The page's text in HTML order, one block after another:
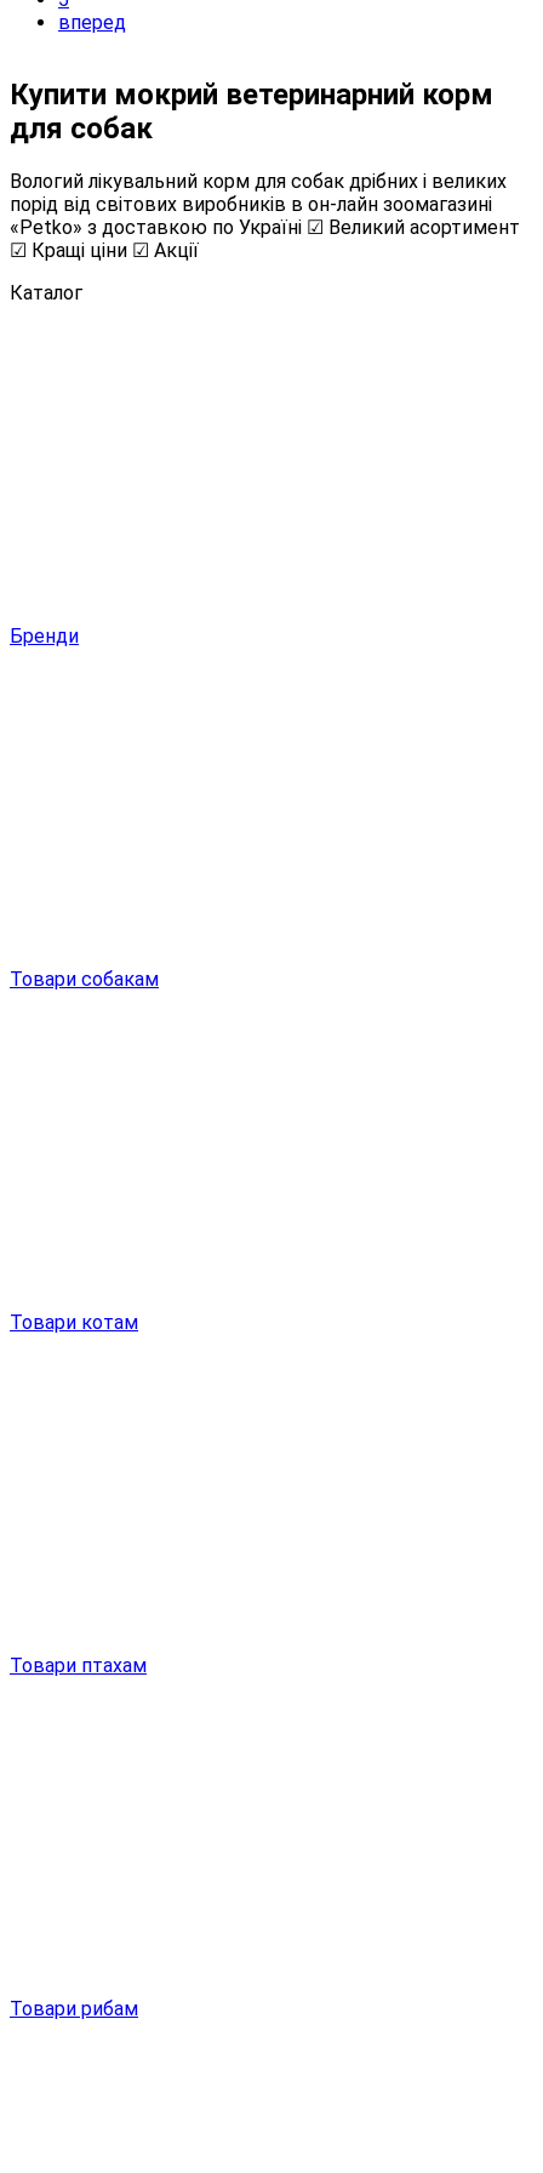
вперед
Купити мокрий ветеринарний корм
для собак
Вологий лікувальний корм для собак дрібних і великих
порід від світових виробників в он-лайн зоомагазині
«Petko» з доставкою по Україні ☑ Великий асортимент
☑ Кращі ціни ☑ Акції
Каталог
Бренди
Товари собакам
Товари котам
Товари птахам
Товари рибам